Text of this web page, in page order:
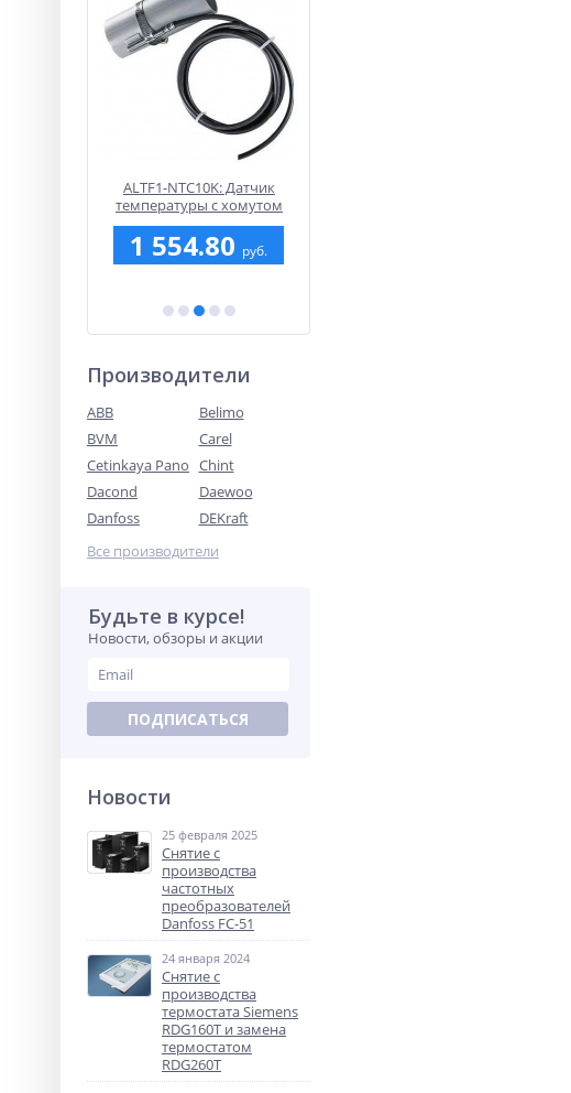
ALTF1-NTC10K: Датчик
температуры с хомутом
контактный (SHUFT)
1 554.80 руб.
Производители
ABB
Belimo
BVM
Carel
Cetinkaya Pano Chint
Dacond
Daewoo
Danfoss
DEKraft
Все производители
Будьте в курсе!
Новости, обзоры и акции
ПОДПИСАТЬСЯ
Новости
25 февраля 2025
Снятие с
производства
частотных
преобразователей
Danfoss FC-51
24 января 2024
Снятие с
производства
термостата Siemens
RDG160T и замена
термостатом
RDG260T